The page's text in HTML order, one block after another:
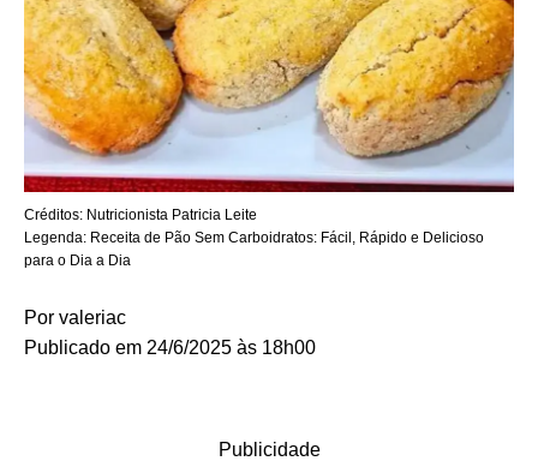
Créditos: Nutricionista Patricia Leite
Legenda: Receita de Pão Sem Carboidratos: Fácil, Rápido e Delicioso
para o Dia a Dia
Por valeriac
Publicado em 24/6/2025 às 18h00
Publicidade